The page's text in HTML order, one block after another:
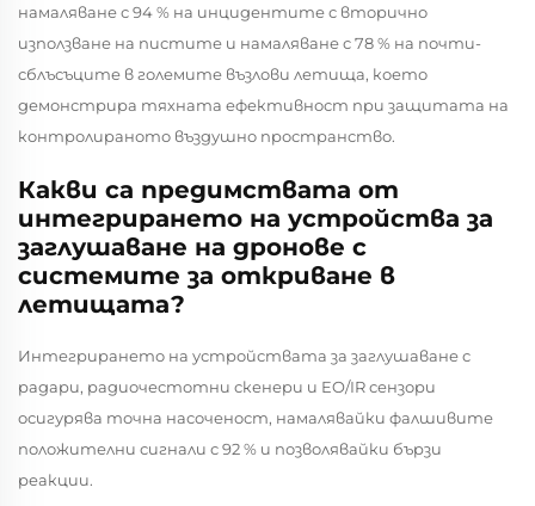
намаляване с 94 % на инцидентите с вторично
използване на пистите и намаляване с 78 % на почти-
сблъсъците в големите възлови летища, което
демонстрира тяхната ефективност при защитата на
контролираното въздушно пространство.
Какви са предимствата от
интегрирането на устройства за
заглушаване на дронове с
системите за откриване в
летищата?
Интегрирането на устройствата за заглушаване с
радари, радиочестотни скенери и EO/IR сензори
осигурява точна насоченост, намалявайки фалшивите
положителни сигнали с 92 % и позволявайки бързи
реакции.